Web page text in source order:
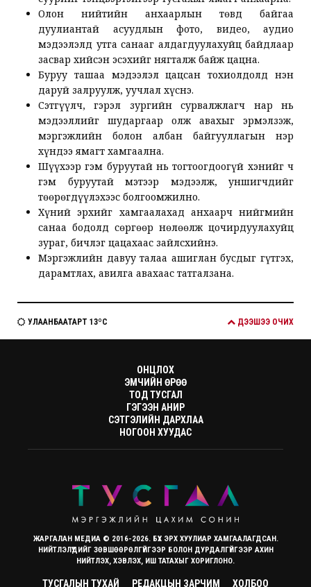
Олон нийтийн анхаарлын төвд байгаа
дуулиантай асуудлын фото, видео, аудио
мэдээлэлд утга санааг алдагдуулахуйц байдлаар
засвар хийсэн эсэхийг нягталж байж цацна.
Буруу ташаа мэдээлэл цацсан тохиолдолд нэн
даруй залруулж, уучлал хүснэ.
Сэтгүүлч, гэрэл зургийн сурвалжлагч нар нь
мэдээллийг шударгаар олж авахыг эрмэлзэж,
мэргэжлийн болон албан байгууллагын нэр
хүндээ ямагт хамгаална.
Шүүхээр гэм буруутай нь тогтоогдоогүй хэнийг ч
гэм буруутай мэтээр мэдээлж, уншигчдийг
төөрөгдүүлэхээс болгоомжилно.
Хүний эрхийг хамгаалахад анхаарч нийгмийн
санаа бодолд сөргөөр нөлөөлж цочирдуулахуйц
зураг, бичлэг цацахаас зайлсхийнэ.
Мэргэжлийн давуу талаа ашиглан бусдыг гүтгэх,
дарамтлах, авилга авахаас татгалзана.
ДЭЭШЭЭ ОЧИХ
УЛААНБААТАРТ 13ºC
ОНЦЛОХ
ЭМЧИЙН ӨРӨӨ
ТОД ТУСГАЛ
ГЭГЭЭН АНИР
СЭТГЭЛИЙН ДАРХЛАА
НОГООН ХУУДАС
ЖАРГАЛАН МЕДИА © 2016-2026. БҮХ ЭРХ ХУУЛИАР ХАМГААЛАГДСАН.
НИЙТЛЭЛҮҮДИЙГ ЗӨВШӨӨРӨЛГҮЙГЭЭР БОЛОН ДУРДАЛГҮЙГЭЭР АХИН
НИЙТЛЭХ, ХЭВЛЭХ, ИШ ТАТАХЫГ ХОРИГЛОНО.
ТУСГАЛЫН ТУХАЙ РЕДАКЦЫН ЗАРЧИМ ХОЛБОО